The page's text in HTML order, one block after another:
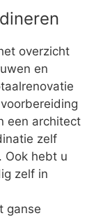
overzicht
en
een architect
zelf
Ook hebt u
zelf in
ganse